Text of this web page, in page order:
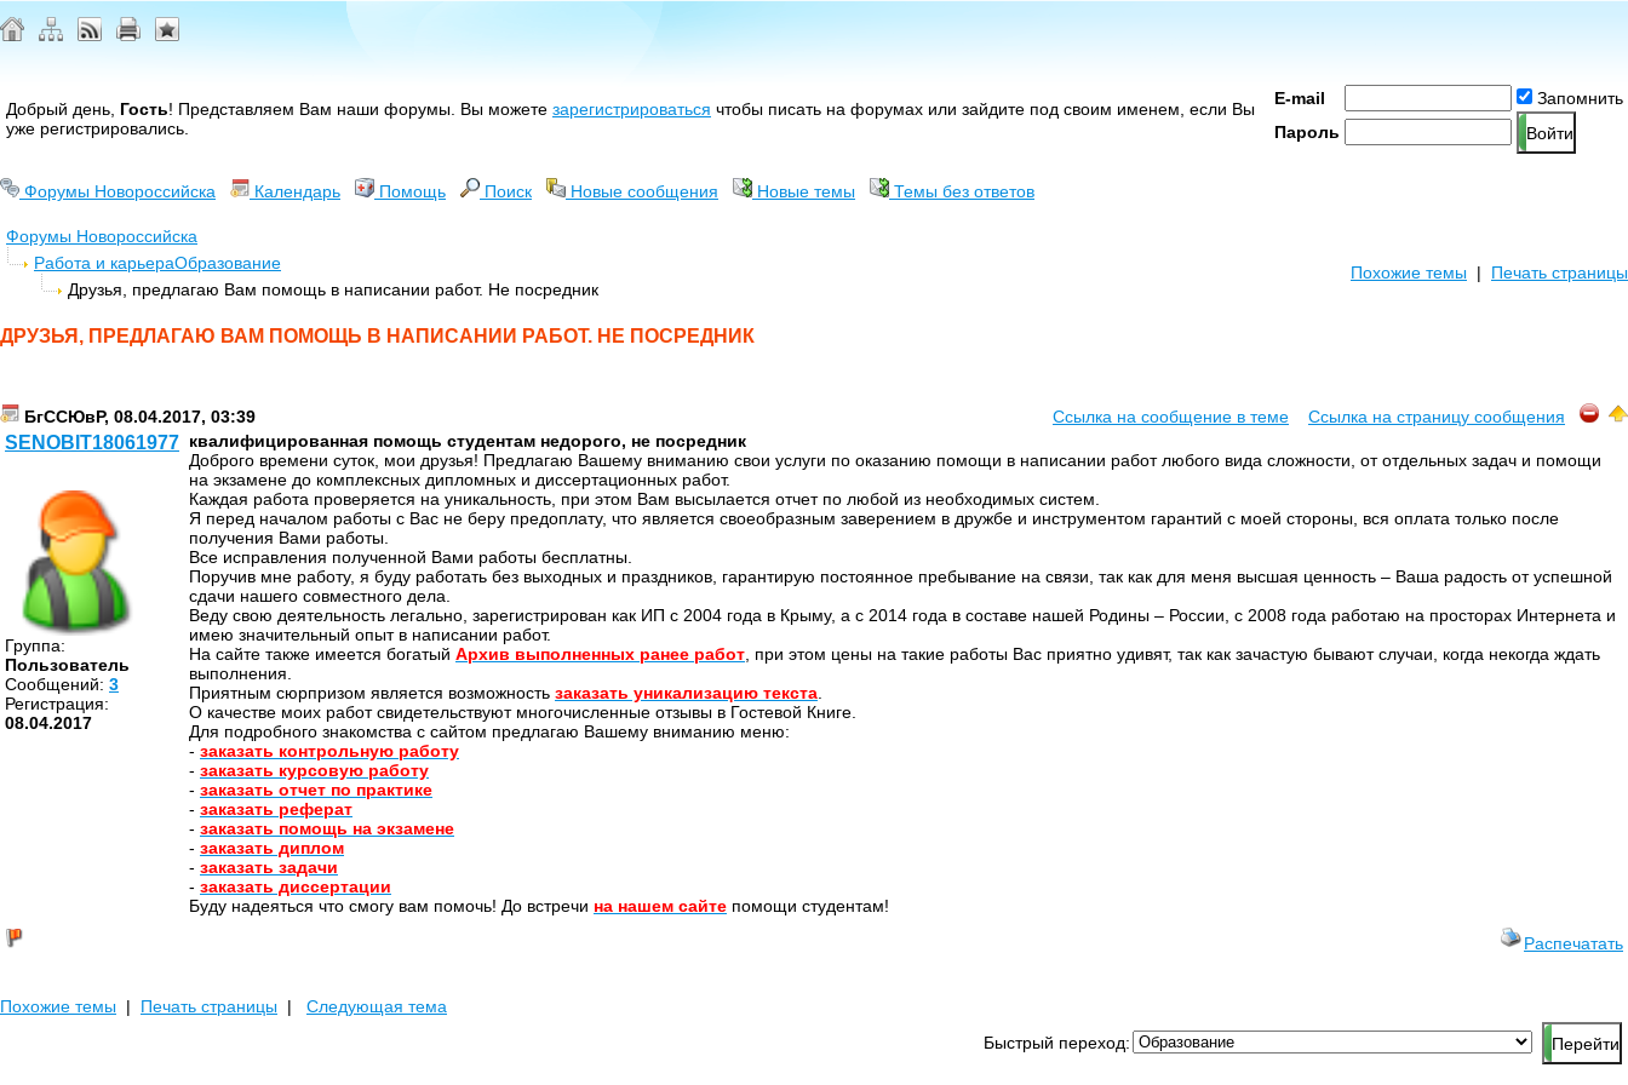
Добрый день, Гость! Представляем Вам наши форумы. Вы можете зарегистрироваться чтобы писать на форумах или зайдите под своим именем, если Вы
уже регистрировались.
E-mail
Запомнить
Пароль
Форумы Новороссийска Календарь Помощь Поиск Новые сообщения Новые темы Темы без ответов
Форумы Новороссийска
Работа и карьераОбразование
Друзья, предлагаю Вам помощь в написании работ. Не посредник
Похожие темы | Печать страницы
ДРУЗЬЯ, ПРЕДЛАГАЮ ВАМ ПОМОЩЬ В НАПИСАНИИ РАБОТ. НЕ ПОСРЕДНИК
Ссылка на сообщение в теме Ссылка на страницу сообщения
БгССЮвР, 08.04.2017, 03:39
SENOBIT18061977
Группа:
Пользователь
Cообщений: 3
Регистрация:
08.04.2017
квалифицированная помощь студентам недорого, не посредник
Доброго времени суток, мои друзья! Предлагаю Вашему вниманию свои услуги по оказанию помощи в написании работ любого вида сложности, от отдельных задач и помощи
на экзамене до комплексных дипломных и диссертационных работ.
Каждая работа проверяется на уникальность, при этом Вам высылается отчет по любой из необходимых систем.
Я перед началом работы с Вас не беру предоплату, что является своеобразным заверением в дружбе и инструментом гарантий с моей стороны, вся оплата только после
получения Вами работы.
Все исправления полученной Вами работы бесплатны.
Поручив мне работу, я буду работать без выходных и праздников, гарантирую постоянное пребывание на связи, так как для меня высшая ценность – Ваша радость от успешной
сдачи нашего совместного дела.
Веду свою деятельность легально, зарегистрирован как ИП с 2004 года в Крыму, а с 2014 года в составе нашей Родины – России, с 2008 года работаю на просторах Интернета и
имею значительный опыт в написании работ.
На сайте также имеется богатый Архив выполненных ранее работ , при этом цены на такие работы Вас приятно удивят, так как зачастую бывают случаи, когда некогда ждать
выполнения.
Приятным сюрпризом является возможность заказать уникализацию текста
О качестве моих работ свидетельствуют многочисленные отзывы в Гостевой Книге.
Для подробного знакомства с сайтом предлагаю Вашему вниманию меню:
- заказать контрольную работу
- заказать курсовую работу
- заказать отчет по практике
- заказать реферат
- заказать помощь на экзамене
- заказать диплом
- заказать задачи
- заказать диссертации
Буду надеяться что смогу вам помочь! До встречи на нашем сайте помощи студентам!
Распечатать
Похожие темы | Печать страницы | Следующая тема
Быстрый переход: